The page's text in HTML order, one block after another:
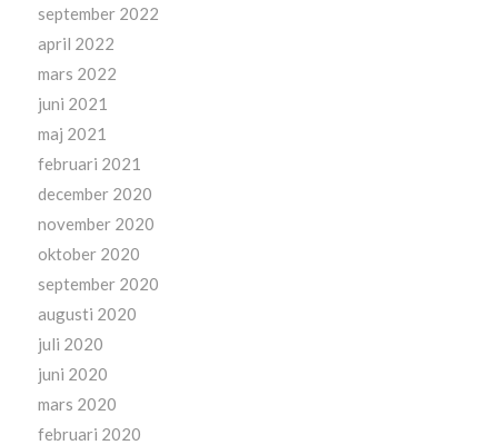
september 2022
april 2022
mars 2022
juni 2021
maj 2021
februari 2021
december 2020
november 2020
oktober 2020
september 2020
augusti 2020
juli 2020
juni 2020
mars 2020
februari 2020